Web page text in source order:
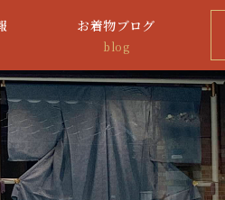
お着物ブログ
blog